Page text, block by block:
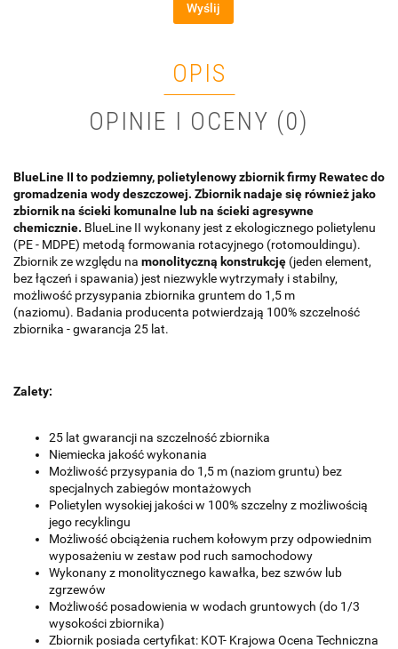
Wyślij
OPIS
OPINIE I OCENY (0)
BlueLine II to podziemny, polietylenowy zbiornik firmy Rewatec do
gromadzenia wody deszczowej. Zbiornik nadaje się również jako
zbiornik na ścieki komunalne lub na ścieki agresywne
chemicznie. BlueLine II wykonany jest z ekologicznego polietylenu
(PE - MDPE) metodą formowania rotacyjnego (rotomouldingu).
Zbiornik ze względu na monolityczną konstrukcję (jeden element,
bez łączeń i spawania) jest niezwykle wytrzymały i stabilny,
możliwość przysypania zbiornika gruntem do 1,5 m
(naziomu). Badania producenta potwierdzają 100% szczelność
zbiornika - gwarancja 25 lat.
Zalety:
25 lat gwarancji na szczelność zbiornika
Niemiecka jakość wykonania
Możliwość przysypania do 1,5 m (naziom gruntu) bez
specjalnych zabiegów montażowych
Polietylen wysokiej jakości w 100% szczelny z możliwością
jego recyklingu
Możliwość obciążenia ruchem kołowym przy odpowiednim
wyposażeniu w zestaw pod ruch samochodowy
Wykonany z monolitycznego kawałka, bez szwów lub
zgrzewów
Możliwość posadowienia w wodach gruntowych (do 1/3
wysokości zbiornika)
Zbiornik posiada certyfikat: KOT- Krajowa Ocena Techniczna